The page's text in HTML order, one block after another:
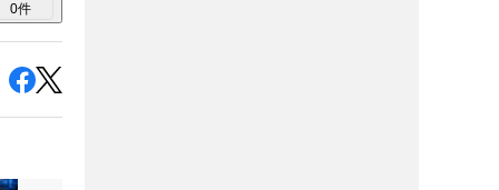
0件